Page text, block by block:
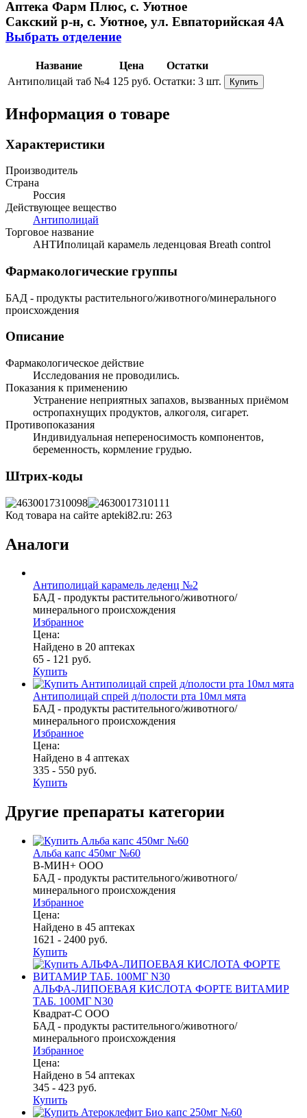
Аптека Фарм Плюс, с. Уютное
Сакский р-н, с. Уютное, ул. Евпаторийская 4А
Выбрать отделение
Название Цена
Остатки
Антиполицай таб №4 125 руб. Остатки: 3 шт. Купить
Информация о товаре
Характеристики
Производитель
Страна
Россия
Действующее вещество
Антиполицай
Торговое название
АНТИполицай карамель леденцовая Breath control
Фармакологические группы
БАД - продукты растительного/животного/минерального
происхождения
Описание
Фармакологическое действие
Исследования не проводились.
Показания к применению
Устранение неприятных запахов, вызванных приёмом
остропахнущих продуктов, алкоголя, сигарет.
Противопоказания
Индивидуальная непереносимость компонентов,
беременность, кормление грудью.
Штрих-коды
Код товара на сайте apteki82.ru: 263
Аналоги
Антиполицай карамель леденц №2
БАД - продукты растительного/животного/
минерального происхождения
Избранное
Цена:
Найдено в 20 аптеках
65 - 121 руб.
Купить
Антиполицай спрей д/полости рта 10мл мята
БАД - продукты растительного/животного/
минерального происхождения
Избранное
Цена:
Найдено в 4 аптеках
335 - 550 руб.
Купить
Другие препараты категории
Альба капс 450мг №60
В-МИН+ ООО
БАД - продукты растительного/животного/
минерального происхождения
Избранное
Цена:
Найдено в 45 аптеках
1621 - 2400 руб.
Купить
АЛЬФА-ЛИПОЕВАЯ КИСЛОТА ФОРТЕ ВИТАМИР
ТАБ. 100МГ N30
Квадрат-С ООО
БАД - продукты растительного/животного/
минерального происхождения
Избранное
Цена:
Найдено в 54 аптеках
345 - 423 руб.
Купить